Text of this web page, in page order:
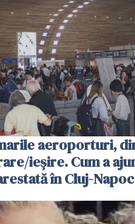
aeroporturi,
ieșire. Cum a
în Cluj-